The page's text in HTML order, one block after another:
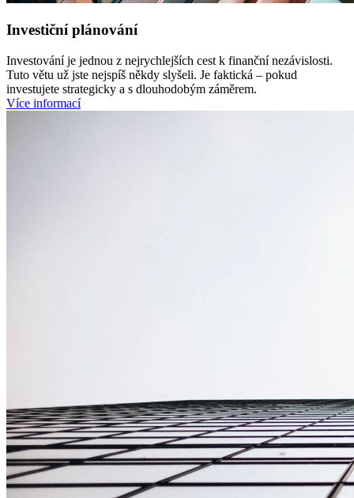
Investiční plánování
Investování je jednou z nejrychlejších cest k finanční nezávislosti.
Tuto větu už jste nejspíš někdy slyšeli. Je faktická – pokud
investujete strategicky a s dlouhodobým záměrem.
Více informací